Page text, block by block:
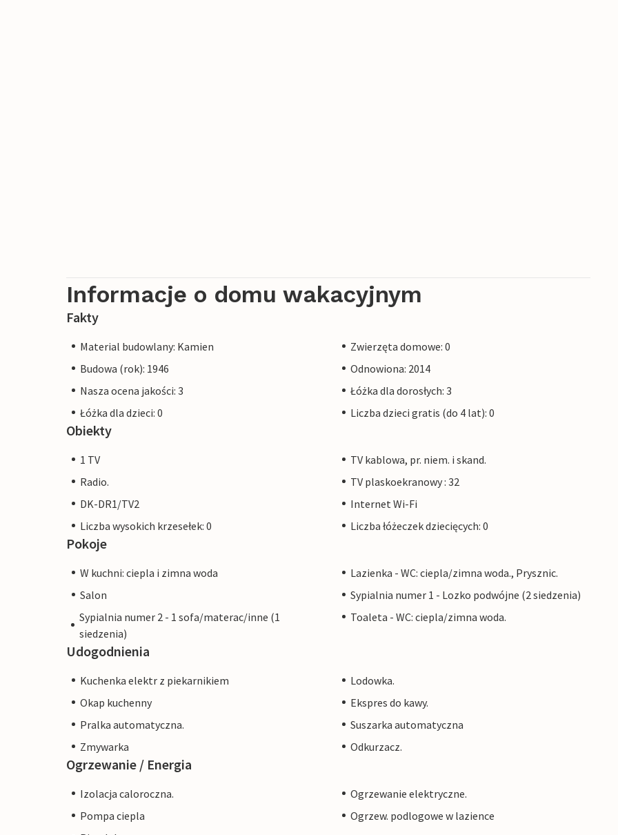
Informacje o domu wakacyjnym
Fakty
Material budowlany: Kamien
Zwierzęta domowe: 0
Budowa (rok): 1946
Odnowiona: 2014
Nasza ocena jakości: 3
Łóżka dla dorosłych: 3
Łóżka dla dzieci: 0
Liczba dzieci gratis (do 4 lat): 0
Obiekty
1 TV
TV kablowa, pr. niem. i skand.
Radio.
TV plaskoekranowy : 32
DK-DR1/TV2
Internet Wi-Fi
Liczba wysokich krzesełek: 0
Liczba łóżeczek dziecięcych: 0
Pokoje
W kuchni: ciepla i zimna woda
Lazienka - WC: ciepla/zimna woda., Prysznic.
Salon
Sypialnia numer 1 - Lozko podwójne (2 siedzenia)
Sypialnia numer 2 - 1 sofa/materac/inne (1
siedzenia)
Toaleta - WC: ciepla/zimna woda.
Udogodnienia
Kuchenka elektr z piekarnikiem
Lodowka.
Okap kuchenny
Ekspres do kawy.
Pralka automatyczna.
Suszarka automatyczna
Zmywarka
Odkurzacz.
Ogrzewanie / Energia
Izolacja caloroczna.
Ogrzewanie elektryczne.
Pompa ciepla
Ogrzew. podlogowe w lazience